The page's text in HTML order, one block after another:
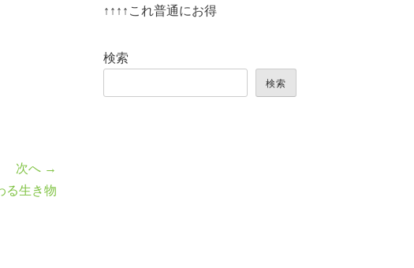
次へ →
る生き物
↑↑↑↑これ普通にお得
検索
検索